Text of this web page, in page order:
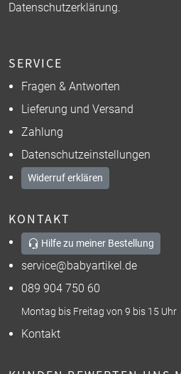
Datenschutzerklärung.
SERVICE
Fragen & Antworten
Lieferung und Versand
Zahlung
Datenschutzeinstellungen
Widerruf erklären
KONTAKT
Hilfe zu meiner Bestellung
service@babyartikel.de
089 904 750 60
Montag bis Freitag von 9 bis 15 Uhr
Kontakt